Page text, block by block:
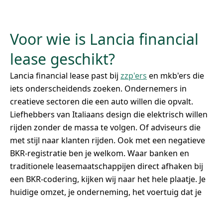
Voor wie is Lancia financial
lease geschikt?
Lancia financial lease past bij zzp'ers en mkb'ers die
iets onderscheidends zoeken. Ondernemers in
creatieve sectoren die een auto willen die opvalt.
Liefhebbers van Italiaans design die elektrisch willen
rijden zonder de massa te volgen. Of adviseurs die
met stijl naar klanten rijden. Ook met een negatieve
BKR-registratie ben je welkom. Waar banken en
traditionele leasemaatschappijen direct afhaken bij
een BKR-codering, kijken wij naar het hele plaatje. Je
huidige omzet, je onderneming, het voertuig dat je